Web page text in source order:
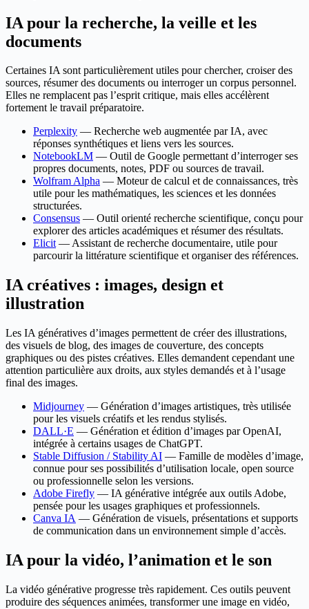
IA pour la recherche, la veille et les
documents
Certaines IA sont particulièrement utiles pour chercher, croiser des
sources, résumer des documents ou interroger un corpus personnel.
Elles ne remplacent pas l’esprit critique, mais elles accélèrent
fortement le travail préparatoire.
Perplexity — Recherche web augmentée par IA, avec
réponses synthétiques et liens vers les sources.
NotebookLM — Outil de Google permettant d’interroger ses
propres documents, notes, PDF ou sources de travail.
Wolfram Alpha — Moteur de calcul et de connaissances, très
utile pour les mathématiques, les sciences et les données
structurées.
Consensus — Outil orienté recherche scientifique, conçu pour
explorer des articles académiques et résumer des résultats.
Elicit— Assistant de recherche documentaire, utile pour
parcourir la littérature scientifique et organiser des références.
IA créatives : images, design et
illustration
Les IA génératives d’images permettent de créer des illustrations,
des visuels de blog, des images de couverture, des concepts
graphiques ou des pistes créatives. Elles demandent cependant une
attention particulière aux droits, aux styles demandés et à l’usage
final des images.
Midjourney — Génération d’images artistiques, très utilisée
pour les visuels créatifs et les rendus stylisés.
DALL·E — Génération et édition d’images par OpenAI,
intégrée à certains usages de ChatGPT.
Stable Diffusion / Stability AI — Famille de modèles d’image,
connue pour ses possibilités d’utilisation locale, open source
ou professionnelle selon les versions.
Adobe Firefly — IA générative intégrée aux outils Adobe,
pensée pour les usages graphiques et professionnels.
Canva IA — Génération de visuels, présentations et supports
de communication dans un environnement simple d’accès.
IA pour la vidéo, l’animation et le son
La vidéo générative progresse très rapidement. Ces outils peuvent
produire des séquences animées, transformer une image en vidéo,